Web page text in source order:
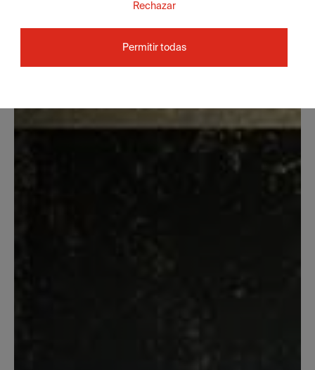
Rechazar
Permitir todas